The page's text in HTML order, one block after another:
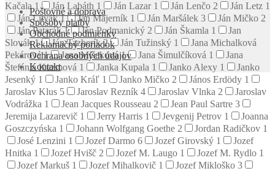
Kačala1 Ján Labáth 1 Ján Lazar 1 Ján Lenčo 2 Ján Letz 1
Ján Litvák1 Ján Majerník 1 Ján Maršálek 3 Ján Mičko 2
Ján Patarák1 Ján Podmanický 2 Ján Škamla 1
Jan
Slovák1 Ján Tazberík2 Ján Tužinský 1
Jana Michalková
Pekárová1 Jana Mišeková1 Jana Šimulčíková 1
Jana
Štefánia Kuzmová 1 Janka Kupala 1 Janko Alexy 1
Janko
Jesenký 1 Janko Kráľ 1 Janko Mičko 2 János Erdödy 1
Jaroslav Klus 5 Jaroslav Rezník 4 Jaroslav Vlnka 2
Jaroslav
Vodrážka 1 Jean Jacques Rousseau 2 Jean Paul Sartre 3
Jeremija Lazarevič 1 Jerry Harris 1 Jevgenij Petrov 1
Joanna
Goszczyńska 1 Johann Wolfgang Goethe 2 Jordan Radičkov 1
José Lenzini 1 Jozef Darmo 6 Jozef Girovský 1
Jozef
Hnitka 1 Jozef Hvišč 2 Jozef M. Laugo 1 Jozef M. Rydlo 1
Jozef Markuš 1 Jozef Mihalkovič 1 Jozef Mikloško 3
Poštovné a doprava
Spôsoby platby
Obchodné podmienky
Reklamačný poriadok
Ochrana osobných údajov
Kontakt